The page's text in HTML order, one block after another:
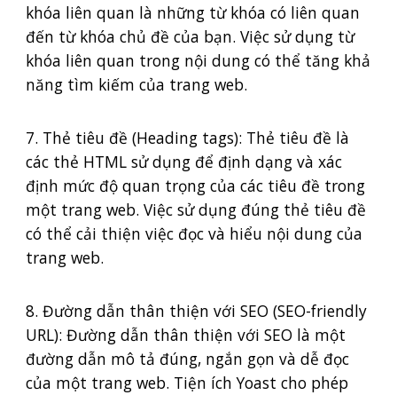
khóa liên quan là những từ khóa có liên quan
đến từ khóa chủ đề của bạn. Việc sử dụng từ
khóa liên quan trong nội dung có thể tăng khả
năng tìm kiếm của trang web.
7. Thẻ tiêu đề (Heading tags): Thẻ tiêu đề là
các thẻ HTML sử dụng để định dạng và xác
định mức độ quan trọng của các tiêu đề trong
một trang web. Việc sử dụng đúng thẻ tiêu đề
có thể cải thiện việc đọc và hiểu nội dung của
trang web.
8. Đường dẫn thân thiện với SEO (SEO-friendly
URL): Đường dẫn thân thiện với SEO là một
đường dẫn mô tả đúng, ngắn gọn và dễ đọc
của một trang web. Tiện ích Yoast cho phép